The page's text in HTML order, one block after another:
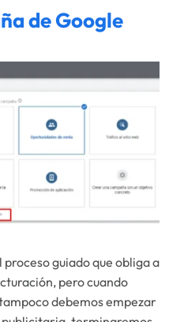
de Google
guiado que obliga a
pero cuando
debemos empezar